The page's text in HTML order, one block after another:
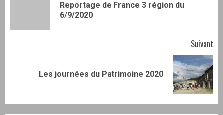
Reportage de France 3 région du
6/9/2020
Suivant
Les journées du Patrimoine 2020